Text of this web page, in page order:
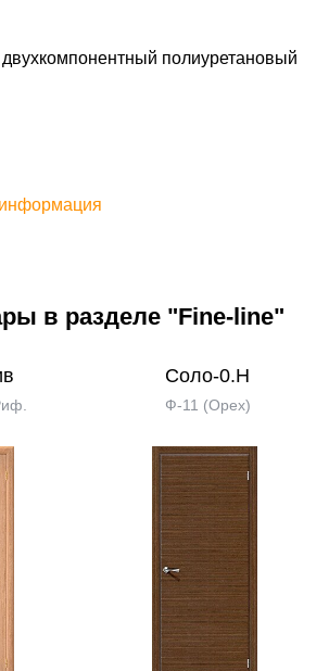
полиуретановый
в разделе "Fine-line"
Соло-0.H
Ф-11 (Орех)